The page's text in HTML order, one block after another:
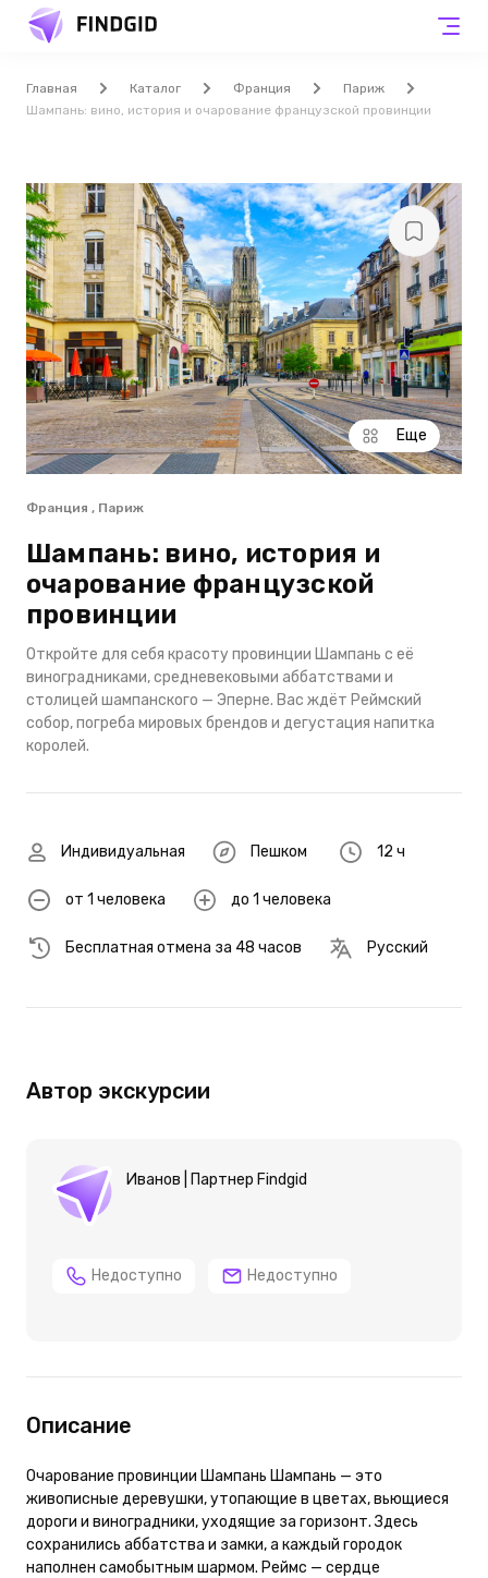
Главная Каталог Франция
Париж
Шампань: вино, история и очарование французской провинции
Еще
Франция , Париж
Шампань: вино, история и
очарование французской
провинции
Откройте для себя красоту провинции Шампань с её
виноградниками, средневековыми аббатствами и
столицей шампанского — Эперне. Вас ждёт Реймский
собор, погреба мировых брендов и дегустация напитка
королей.
Индивидуальная Пешком 12 ч
от 1 человека до 1 человека
Бесплатная отмена за 48 часов Русский
Автор экскурсии
Иванов | Партнер Findgid
Недоступно Недоступно
Описание
Очарование провинции Шампань Шампань — это
живописные деревушки, утопающие в цветах, вьющиеся
дороги и виноградники, уходящие за горизонт. Здесь
сохранились аббатства и замки, а каждый городок
наполнен самобытным шармом. Реймс — сердце